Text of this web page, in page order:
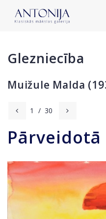
Glezniecība
Muižule Malda
1 / 30
Pārveidotā